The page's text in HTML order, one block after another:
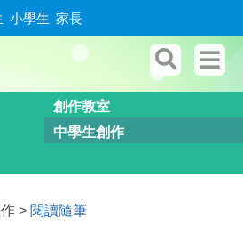
小學生 家長
創作教室
中學生創作
> 閱讀隨筆